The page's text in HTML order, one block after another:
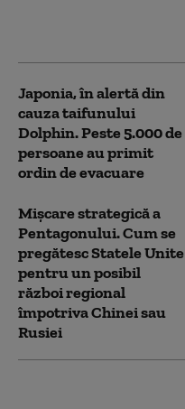
Japonia, în alertă din
cauza taifunului
Dolphin. Peste 5.000 de
persoane au primit
ordin de evacuare
Mișcare strategică a
Pentagonului. Cum se
pregătesc Statele Unite
pentru un posibil
război regional
împotriva Chinei sau
Rusiei